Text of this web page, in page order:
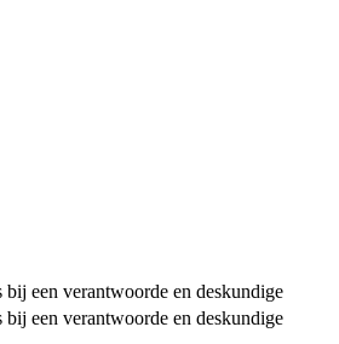
een verantwoorde en deskundige
een verantwoorde en deskundige